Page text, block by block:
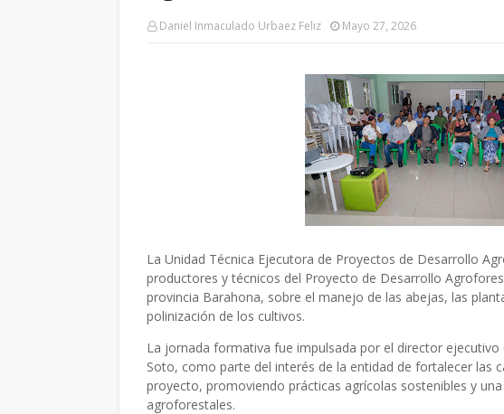
Daniel Inmaculado Urbaez Feliz Mayo 27, 2026
La Unidad Técnica Ejecutora de Proyectos de Desarrollo
productores y técnicos del Proyecto de Desarrollo
provincia Barahona, sobre el manejo de las abejas, las
polinización de los cultivos.
La jornada formativa fue impulsada por el director
Soto, como parte del interés de la entidad de fortalecer las
proyecto, promoviendo prácticas agrícolas sostenibles y
agroforestales.